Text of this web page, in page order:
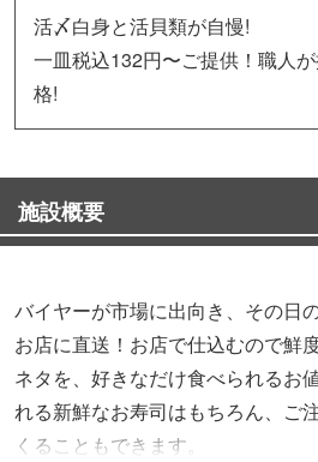
活〆白身と活貝類が自慢!
一皿税込132円〜ご提供！職人
格!
施設概要
バイヤーが市場に出向き、その日
お店に直送！お店で仕込むので鮮
ネタを、好きなだけ食べられるお
れる新鮮なお寿司はもちろん、ご
くることもできます。